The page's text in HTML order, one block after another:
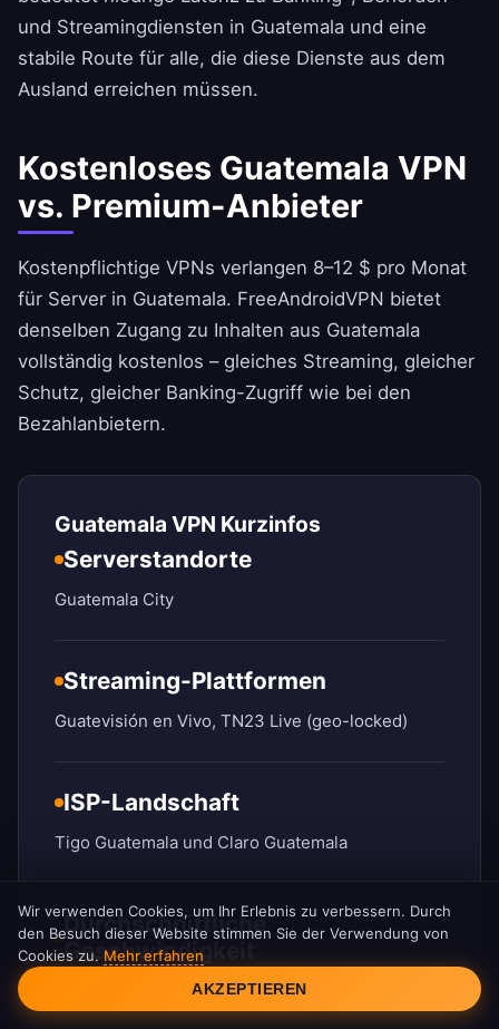
und Streamingdiensten in Guatemala und eine
stabile Route für alle, die diese Dienste aus dem
Ausland erreichen müssen.
Kostenloses Guatemala VPN
vs. Premium-Anbieter
Kostenpflichtige VPNs verlangen 8–12 $ pro Monat
für Server in Guatemala. FreeAndroidVPN bietet
denselben Zugang zu Inhalten aus Guatemala
vollständig kostenlos – gleiches Streaming, gleicher
Schutz, gleicher Banking-Zugriff wie bei den
Bezahlanbietern.
Guatemala VPN Kurzinfos
Serverstandorte
Guatemala City
Streaming-Plattformen
Guatevisión en Vivo, TN23 Live (geo-locked)
ISP-Landschaft
Tigo Guatemala und Claro Guatemala
Durchschnittliche
Geschwindigkeit
Cookie-Einwilligung
Wir verwenden Cookies, um Ihr Erlebnis zu verbessern. Durch
den Besuch dieser Website stimmen Sie der Verwendung von
Cookies zu. Mehr erfahren
AKZEPTIEREN